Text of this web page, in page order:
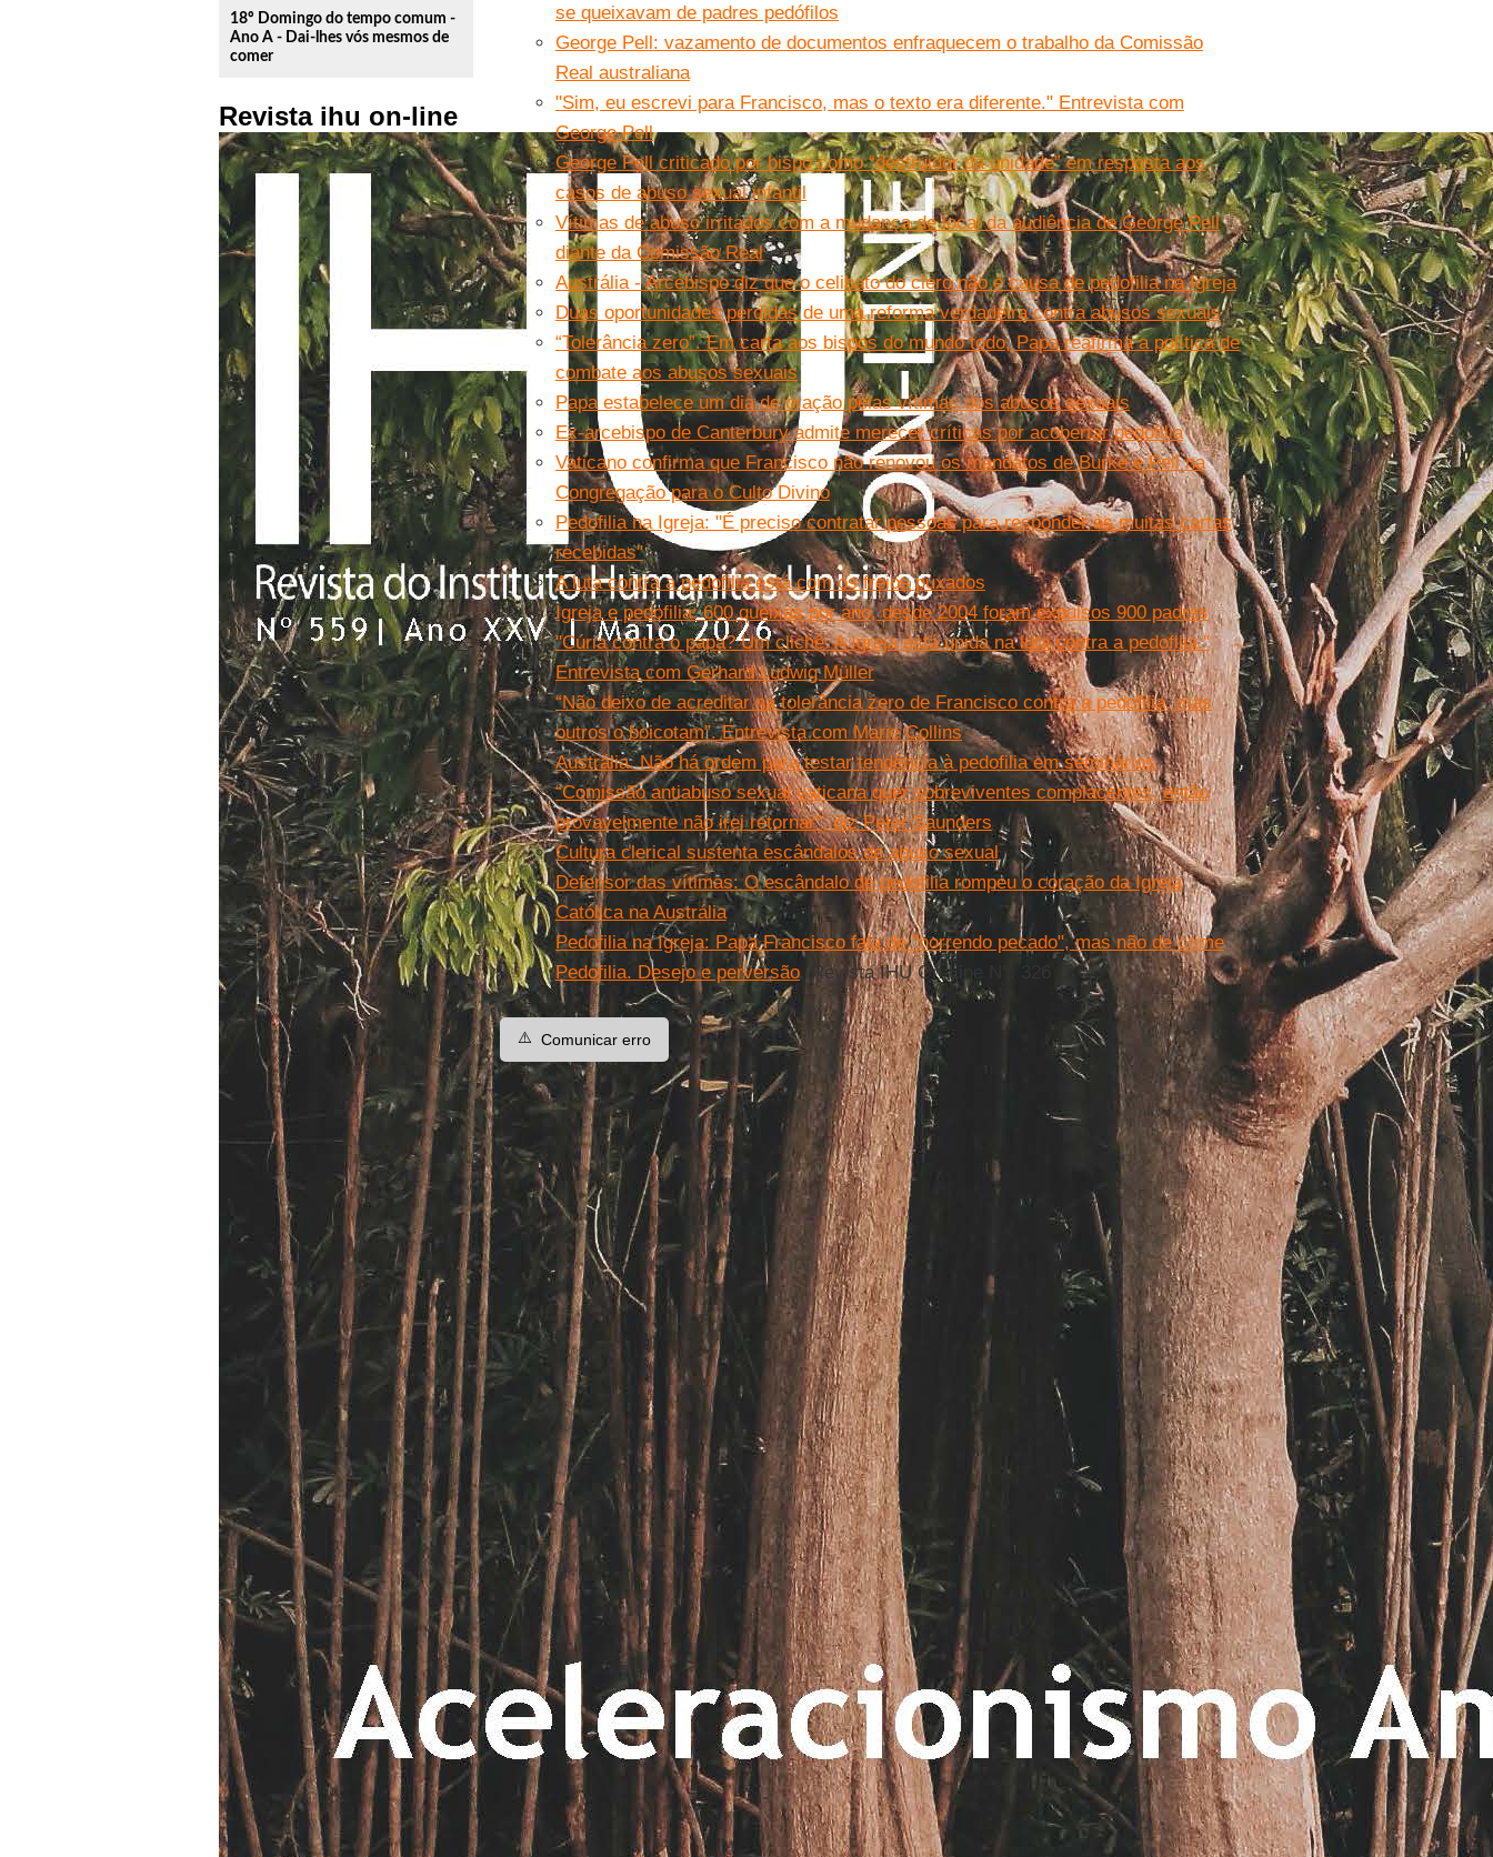
18º Domingo do tempo comum -
Ano A - Dai-lhes vós mesmos de
comer
Revista ihu on-line
se queixavam de padres pedófilos
George Pell: vazamento de documentos enfraquecem o trabalho da Comissão
Real australiana
"Sim, eu escrevi para Francisco, mas o texto era diferente." Entrevista com
George Pell
George Pell criticado por bispo como “destruidor da unidade” em resposta aos
casos de abuso sexual infantil
Vítimas de abuso irritados com a mudança de local da audiência de George Pell
diante da Comissão Real
Austrália - Arcebispo diz que o celibato do clero não é causa de pedofilia na Igreja
Duas oportunidades perdidas de uma reforma verdadeira contra abusos sexuais
“Tolerância zero”. Em carta aos bispos do mundo todo, Papa reafirma a política de
combate aos abusos sexuais
Papa estabelece um dia de oração pelas vítimas dos abusos sexuais
Ex-arcebispo de Canterbury admite merecer críticas por acobertar pedofilia
Vaticano confirma que Francisco não renovou os mandatos de Burke e Pell na
Congregação para o Culto Divino
Pedofilia na Igreja: "É preciso contratar pessoas para responder às muitas cartas
recebidas"
A luta contra a pedofilia está com os freios puxados
Igreja e pedofilia: 600 queixas por ano, desde 2004 foram expulsos 900 padres
"Cúria contra o papa? Um clichê. A Igreja está unida na luta contra a pedofilia."
Entrevista com Gerhard Ludwig Müller
“Não deixo de acreditar na tolerância zero de Francisco contra a pedofilia, mas
outros o boicotam”. Entrevista com Marie Collins
Austrália. Não há ordem para testar tendência à pedofilia em seminários
“Comissão antiabuso sexual vaticana quer sobreviventes complacentes, então
provavelmente não irei retornar”, diz Peter Saunders
Cultura clerical sustenta escândalos de abuso sexual
Defensor das vítimas: O escândalo de pedofilia rompeu o coração da Igreja
Católica na Austrália
Pedofilia na Igreja: Papa Francisco fala de "horrendo pecado", mas não de crime
Pedofilia. Desejo e perversão. Revista IHU On-Line N°. 326
⚠️ Comunicar erro